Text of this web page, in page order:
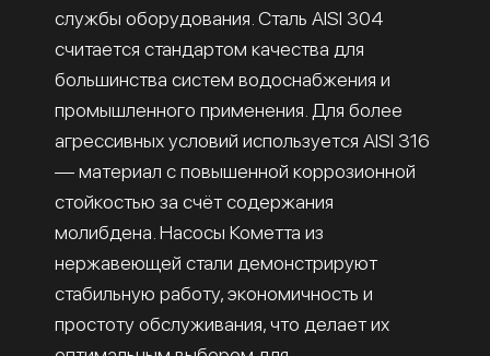
службы оборудования. Сталь AISI 304
считается стандартом качества для
большинства систем водоснабжения и
промышленного применения. Для более
агрессивных условий используется AISI 316
— материал с повышенной коррозионной
стойкостью за счёт содержания
молибдена. Насосы Кометта из
нержавеющей стали демонстрируют
стабильную работу, экономичность и
простоту обслуживания, что делает их